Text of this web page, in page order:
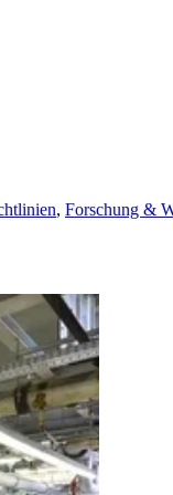
, Forschung &